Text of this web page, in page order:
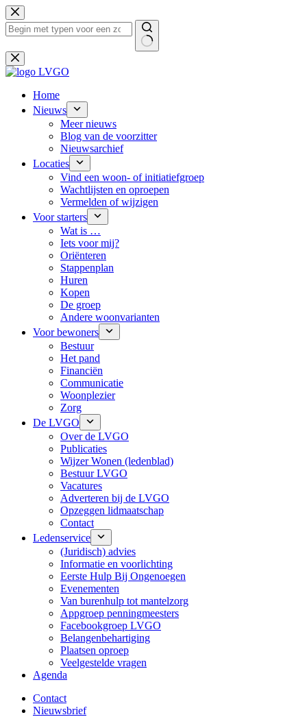
Ga
naar
de
Geen
resultaten
Home
Nieuws
Meer nieuws
Blog van de voorzitter
Nieuwsarchief
Locaties
Vind een woon- of initiatiefgroep
Wachtlijsten en oproepen
Vermelden of wijzigen
Voor starters
Wat is …
Iets voor mij?
Oriënteren
Stappenplan
Huren
Kopen
De groep
Andere woonvarianten
Voor bewoners
Bestuur
Het pand
Financiën
Communicatie
Woonplezier
Zorg
De LVGO
Over de LVGO
Publicaties
Wijzer Wonen (ledenblad)
Bestuur LVGO
Vacatures
Adverteren bij de LVGO
Opzeggen lidmaatschap
Contact
Ledenservice
(Juridisch) advies
Informatie en voorlichting
Eerste Hulp Bij Ongenoegen
Evenementen
Van burenhulp tot mantelzorg
Appgroep penningmeesters
Facebookgroep LVGO
Belangenbehartiging
Plaatsen oproep
Veelgestelde vragen
Agenda
Contact
Nieuwsbrief